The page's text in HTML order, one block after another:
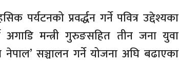
पर्यटनको प्रवर्द्धन गर्ने पवित्र उद्देश्यका
मन्त्री गुरुङसहित तीन जना युवा
नेपाल’ सञ्चालन गर्ने योजना अघि बढाएका